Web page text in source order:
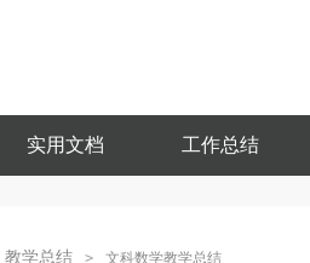
实用文档 工作总结
教学总结 > 文科数学教学总结